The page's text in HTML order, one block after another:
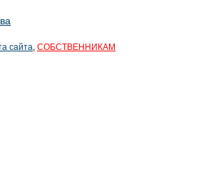
сайта, СОБСТВЕННИКАМ